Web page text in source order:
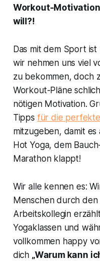
Workout-
will?!
Das mit dem Sport
wir nehmen uns viel
zu bekommen, doch
Workout-Pläne
nötigen Motivation.
Tipps für die
mitzugeben, damit
Hot Yoga, dem
Marathon klappt!
Wir alle kennen es:
Menschen durch
Arbeitskollegin
Yogaklassen und
vollkommen happy
dich „Warum kann